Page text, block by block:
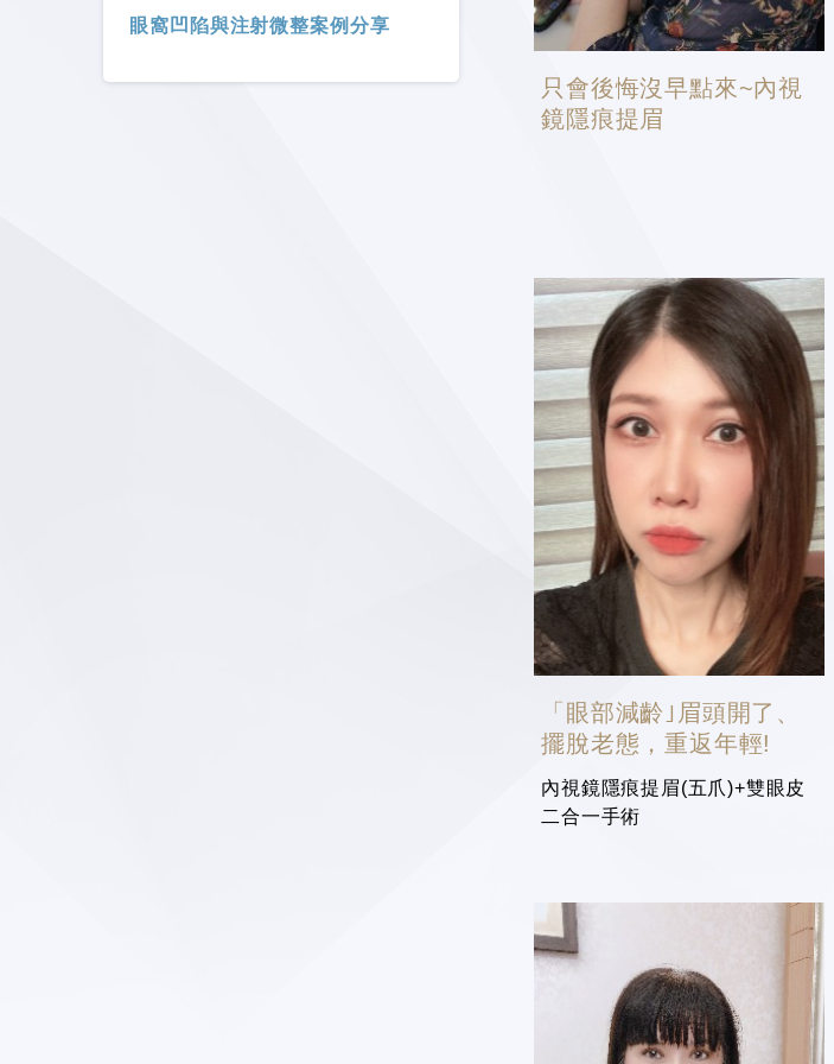
眼窩凹陷與注射微整案例分享
只會後悔沒早點來~內視
鏡隱痕提眉
「眼部減齡｣眉頭開了、
擺脫老態，重返年輕!
內視鏡隱痕提眉(五爪)+雙眼皮
二合一手術